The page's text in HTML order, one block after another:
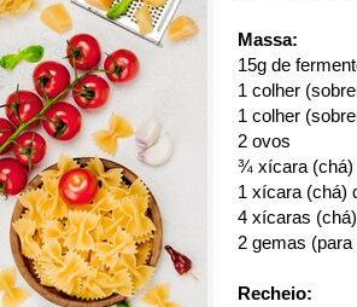
Massa:
15g de
1 colher
1 colher
2 ovos
¾ xícara (chá)
1 xícara (chá)
4 xícaras
2 gemas (para
Recheio: